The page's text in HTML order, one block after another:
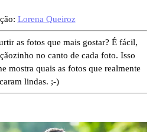
Lorena Queiroz
as fotos que mais gostar? É fácil,
no canto de cada foto. Isso
mostra quais as fotos que realmente
lindas. ;-)